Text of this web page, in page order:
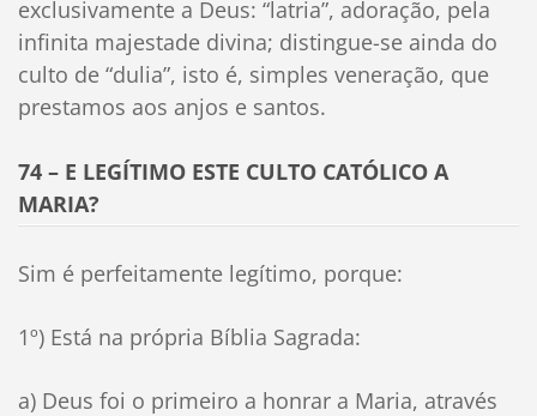
exclusivamente a Deus: “latria”, adoração, pela
infinita majestade divina; distingue-se ainda do
culto de “dulia”, isto é, simples veneração, que
prestamos aos anjos e santos.
74 – E LEGÍTIMO ESTE CULTO CATÓLICO A
MARIA?
Sim é perfeitamente legítimo, porque:
1º) Está na própria Bíblia Sagrada:
a) Deus foi o primeiro a honrar a Maria, através